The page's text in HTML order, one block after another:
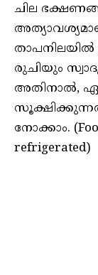
ചില
രുചിയും
അതിനാൽ,
നോക്കാം.
refrigerated)